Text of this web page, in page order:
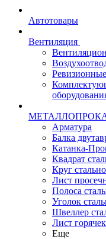
Автотовары
Вентиляция
Арматура
Балка
Катанка-
Квадрат
Круг
Лист
Полоса
Уголок
Швеллер
Лист
Еще